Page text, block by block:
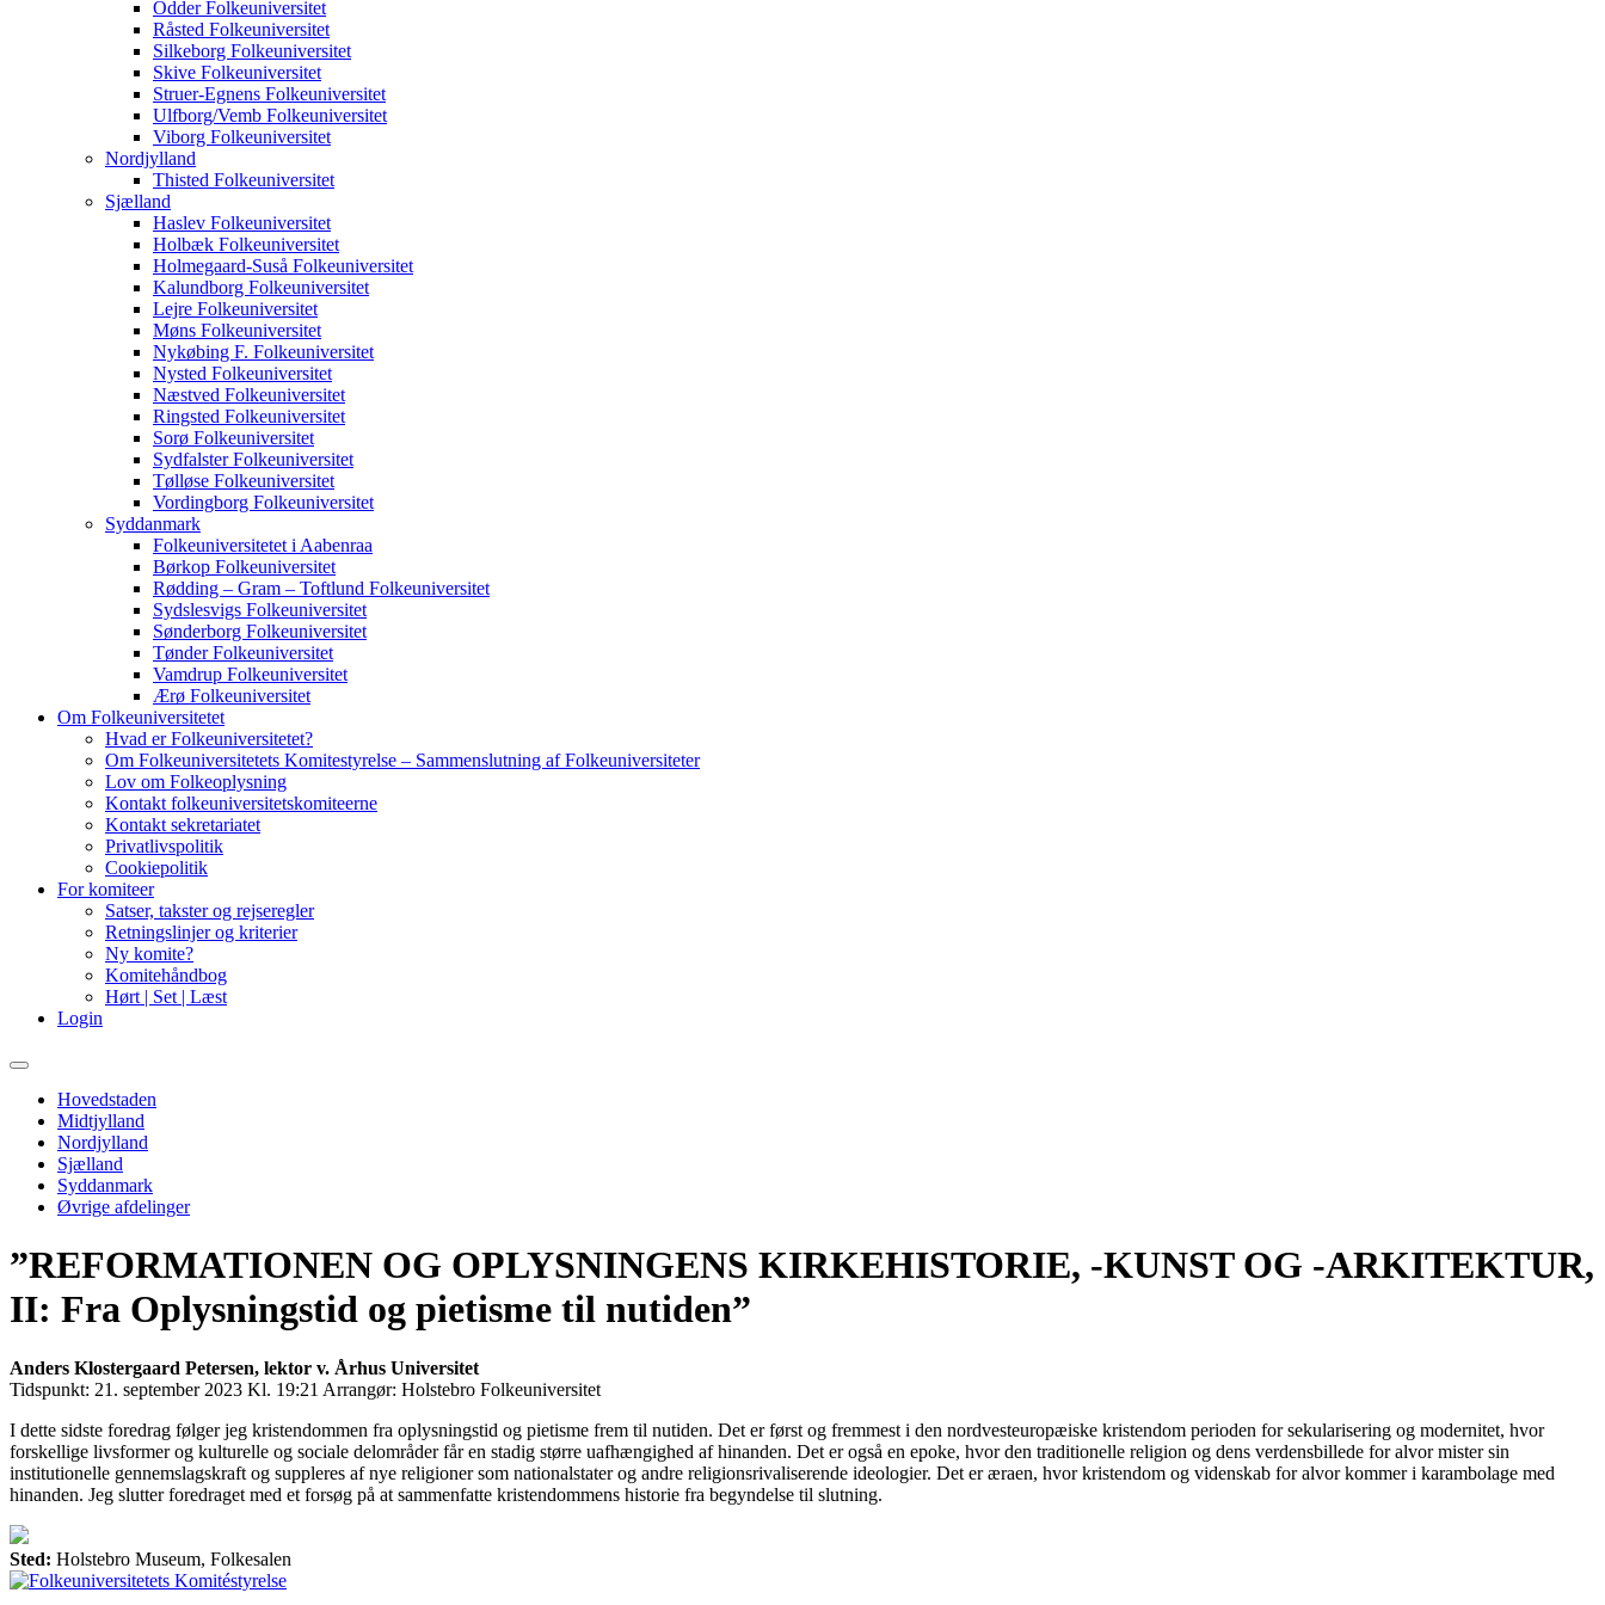
Odder Folkeuniversitet
Råsted Folkeuniversitet
Silkeborg Folkeuniversitet
Skive Folkeuniversitet
Struer-Egnens Folkeuniversitet
Ulfborg/Vemb Folkeuniversitet
Viborg Folkeuniversitet
Nordjylland
Thisted Folkeuniversitet
Sjælland
Haslev Folkeuniversitet
Holbæk Folkeuniversitet
Holmegaard-Suså Folkeuniversitet
Kalundborg Folkeuniversitet
Lejre Folkeuniversitet
Møns Folkeuniversitet
Nykøbing F. Folkeuniversitet
Nysted Folkeuniversitet
Næstved Folkeuniversitet
Ringsted Folkeuniversitet
Sorø Folkeuniversitet
Sydfalster Folkeuniversitet
Tølløse Folkeuniversitet
Vordingborg Folkeuniversitet
Syddanmark
Folkeuniversitetet i Aabenraa
Børkop Folkeuniversitet
Rødding – Gram – Toftlund Folkeuniversitet
Sydslesvigs Folkeuniversitet
Sønderborg Folkeuniversitet
Tønder Folkeuniversitet
Vamdrup Folkeuniversitet
Ærø Folkeuniversitet
Om Folkeuniversitetet
Hvad er Folkeuniversitetet?
Om Folkeuniversitetets Komitestyrelse – Sammenslutning af Folkeuniversiteter
Lov om Folkeoplysning
Kontakt folkeuniversitetskomiteerne
Kontakt sekretariatet
Privatlivspolitik
Cookiepolitik
For komiteer
Satser, takster og rejseregler
Retningslinjer og kriterier
Ny komite?
Komitehåndbog
Hørt | Set | Læst
Login
Primary
Hovedstaden
Midtjylland
Nordjylland
Sjælland
Syddanmark
Øvrige afdelinger
”REFORMATIONEN OG OPLYSNINGENS KIRKEHISTORIE, -KUNST OG -ARKITEKTUR,
II: Fra Oplysningstid og pietisme til nutiden”
Anders Klostergaard Petersen, lektor v. Århus Universitet
Tidspunkt: 21. september 2023 Kl. 19:21 Arrangør: Holstebro Folkeuniversitet
I dette sidste foredrag følger jeg kristendommen fra oplysningstid og pietisme frem til nutiden. Det er først og fremmest i den nordvesteuropæiske kristendom perioden for sekularisering og modernitet, hvor
forskellige livsformer og kulturelle og sociale delområder får en stadig større uafhængighed af hinanden. Det er også en epoke, hvor den traditionelle religion og dens verdensbillede for alvor mister sin
institutionelle gennemslagskraft og suppleres af nye religioner som nationalstater og andre religionsrivaliserende ideologier. Det er æraen, hvor kristendom og videnskab for alvor kommer i karambolage med
hinanden. Jeg slutter foredraget med et forsøg på at sammenfatte kristendommens historie fra begyndelse til slutning.
Sted: Holstebro Museum, Folkesalen